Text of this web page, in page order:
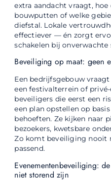
extra aandacht vraagt,
bouwputten of welke
diefstal. Lokale
effectiever — én zorgt
schakelen bij onverwachte
Beveiliging op maat: geen
Een bedrijfsgebouw
een festivalterrein of
beveiligers die eerst een
een plan opstellen op
behoeften. Ze kijken naar
bezoekers, kwetsbare
Zo komt beveiliging nooit
passend.
Evenementenbeveiliging:
niet storend zijn